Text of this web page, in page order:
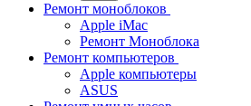
Ремонт моноблоков
Apple iMac
Ремонт Моноблока
Ремонт компьютеров
Apple компьютеры
ASUS